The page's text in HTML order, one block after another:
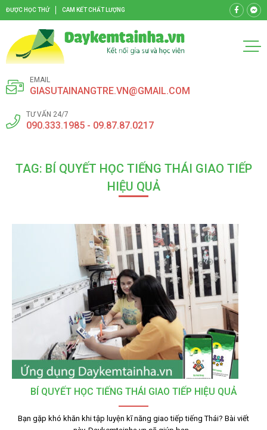
ĐƯỢC HỌC THỬ CAM KẾT CHẤT LƯỢNG
EMAIL
GIASUTAINANGTRE.VN@GMAIL.COM
TƯ VẤN 24/7
090.333.1985 - 09.87.87.0217
TAG: BÍ QUYẾT HỌC TIẾNG THÁI GIAO TIẾP
HIỆU QUẢ
BÍ QUYẾT HỌC TIẾNG THÁI GIAO TIẾP HIỆU QUẢ
Bạn gặp khó khăn khi tập luyện kĩ năng giao tiếp tiếng Thái? Bài viết